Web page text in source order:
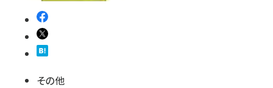
その他